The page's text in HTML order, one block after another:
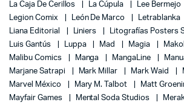
La Caja De Cerillos
La Cúpula Lee Bermejo
Legion Comix
León De Marco Letrablanka
Liana Editorial
Liniers
Litografías Posters
Luis Gantús
Luppa Mad Magia
Malibu Comics
Manga MangaLine
Marjane Satrapi
Mark Millar Mark Waid
Marvel México
Mary M. Talbot
Matt
Mayfair Games
Mental Soda Studios